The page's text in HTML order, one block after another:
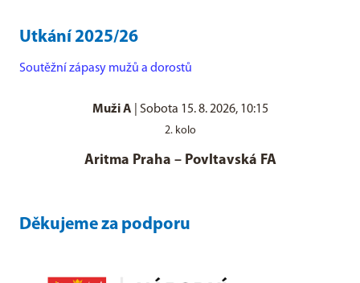
Utkání 2025/26
Soutěžní zápasy mužů a dorostů
Muži A Sobota 15. 8. 2026, 10:15
2. kolo
Aritma Praha – Povltavská FA
Děkujeme za podporu